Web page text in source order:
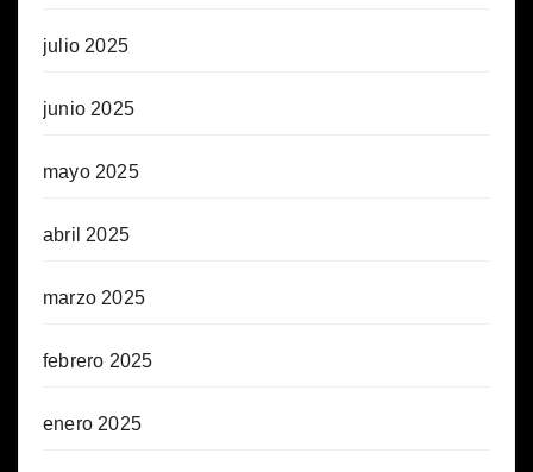
julio 2025
junio 2025
mayo 2025
abril 2025
marzo 2025
febrero 2025
enero 2025